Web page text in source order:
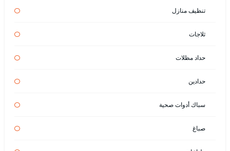
تنظيف منازل
ثلاجات
حداد مظلات
حدادين
سباك أدوات صحية
صباغ